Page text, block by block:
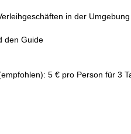
in der
den Guide
5 € pro Person für 3